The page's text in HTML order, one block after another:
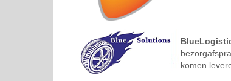
komen